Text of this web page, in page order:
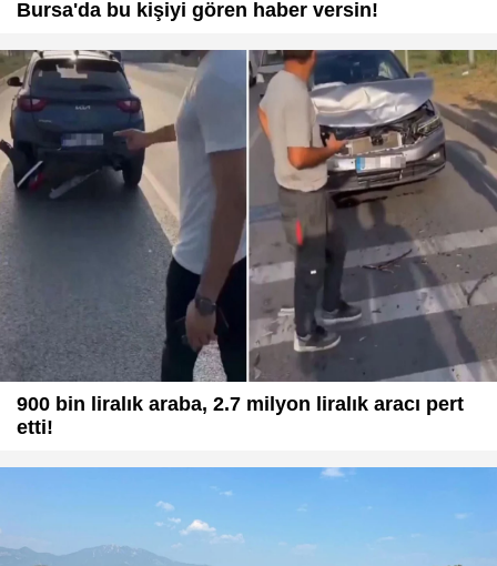
Bursa'da bu kişiyi gören haber versin!
900 bin liralık araba, 2.7 milyon liralık aracı pert
etti!